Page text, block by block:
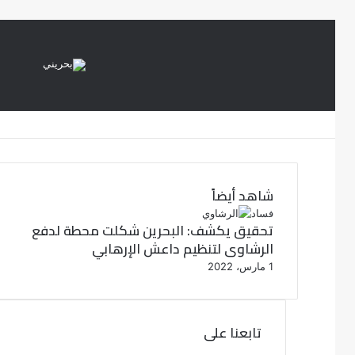
شاهد أيضاً
إ
غ
ل
ا
فساد
تحقيق يكشف: البحرين شكلت محطة لدفع
الرشاوى لتنظيم داعش الإرهابي
1 مارس، 2022
تابعنا على